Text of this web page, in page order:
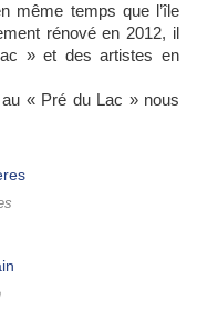
même temps que l’île
rénové en 2012, il
» et des artistes en
« Pré du Lac » nous